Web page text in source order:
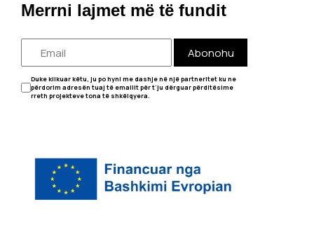
Merrni lajmet më të fundit
Abonohu
Duke klikuar këtu, ju po hyni me dashje në një partneritet ku ne
përdorim adresën tuaj të emailit për t'ju dërguar përditësime
rreth projekteve tona të shkëlqyera.